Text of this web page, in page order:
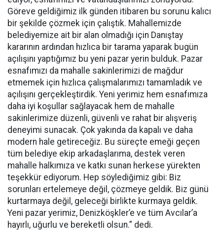
Göreve geldiğimiz ilk günden itibaren bu sorunu kalıcı
bir şekilde çözmek için çalıştık. Mahallemizde
belediyemize ait bir alan olmadığı için Danıştay
kararının ardından hızlıca bir tarama yaparak bugün
açılışını yaptığımız bu yeni pazar yerin bulduk. Pazar
esnafımızı da mahalle sakinlerimizi de mağdur
etmemek için hızlıca çalışmalarımızı tamamladık ve
açılışını gerçekleştirdik. Yeni yerimiz hem esnafımıza
daha iyi koşullar sağlayacak hem de mahalle
sakinlerimize düzenli, güvenli ve rahat bir alışveriş
deneyimi sunacak. Çok yakında da kapalı ve daha
modern hale getireceğiz. Bu süreçte emeği geçen
tüm belediye ekip arkadaşlarıma, destek veren
mahalle halkımıza ve katkı sunan herkese yürekten
teşekkür ediyorum. Hep söylediğimiz gibi: Biz
sorunları ertelemeye değil, çözmeye geldik. Biz günü
kurtarmaya değil, geleceği birlikte kurmaya geldik.
Yeni pazar yerimiz, Denizköşkler’e ve tüm Avcılar’a
hayırlı, uğurlu ve bereketli olsun.” dedi.